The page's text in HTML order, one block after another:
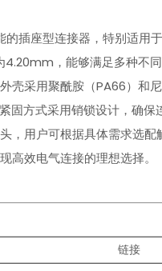
插座型连接器，特别适用
，能够满足多种不
壳采用聚酰胺（PA66）和
方式采用销锁设计，确
，用户可根据具体需求选
高效电气连接的理想选择。
链接